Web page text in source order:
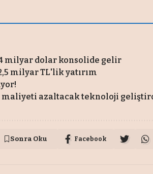
milyar dolar konsolide gelir
milyar TL'lik yatırım
maliyeti azaltacak teknoloji
Sonra Oku Facebook